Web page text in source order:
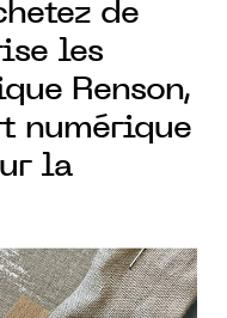
de
les
Renson,
numérique
la